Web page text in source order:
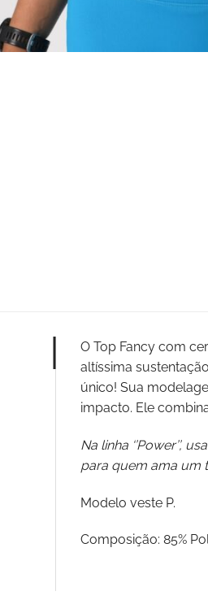
O Top Fancy com
altíssima
único! Sua
impacto. Ele
Na linha
para quem ama um
Modelo veste P.
Composição: 85%